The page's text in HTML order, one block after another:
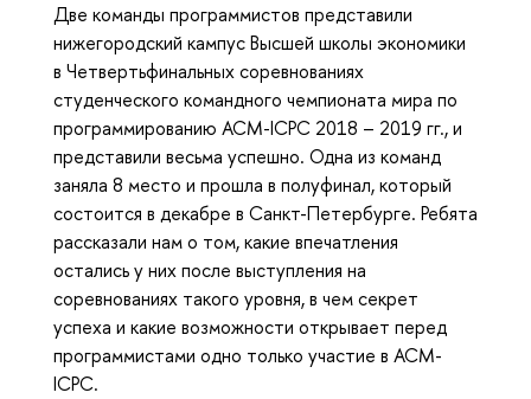
Две команды программистов представили
нижегородский кампус Высшей школы экономики
в Четвертьфинальных соревнованиях
студенческого командного чемпионата мира по
программированию ACM-ICPC 2018 – 2019 гг., и
представили весьма успешно. Одна из команд
заняла 8 место и прошла в полуфинал, который
состоится в декабре в Санкт-Петербурге. Ребята
рассказали нам о том, какие впечатления
остались у них после выступления на
соревнованиях такого уровня, в чем секрет
успеха и какие возможности открывает перед
программистами одно только участие в ACM-
ICPC.